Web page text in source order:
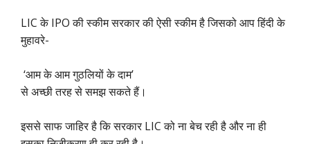
LIC के IPO की स्कीम सरकार की ऐसी स्कीम है जिसको आप हिंदी के
मुहावरे-
‘आम के आम गुठलियों के दाम’
से अच्छी तरह से समझ सकते हैं।
इससे साफ जाहिर है कि सरकार LIC को ना बेच रही है और ना ही